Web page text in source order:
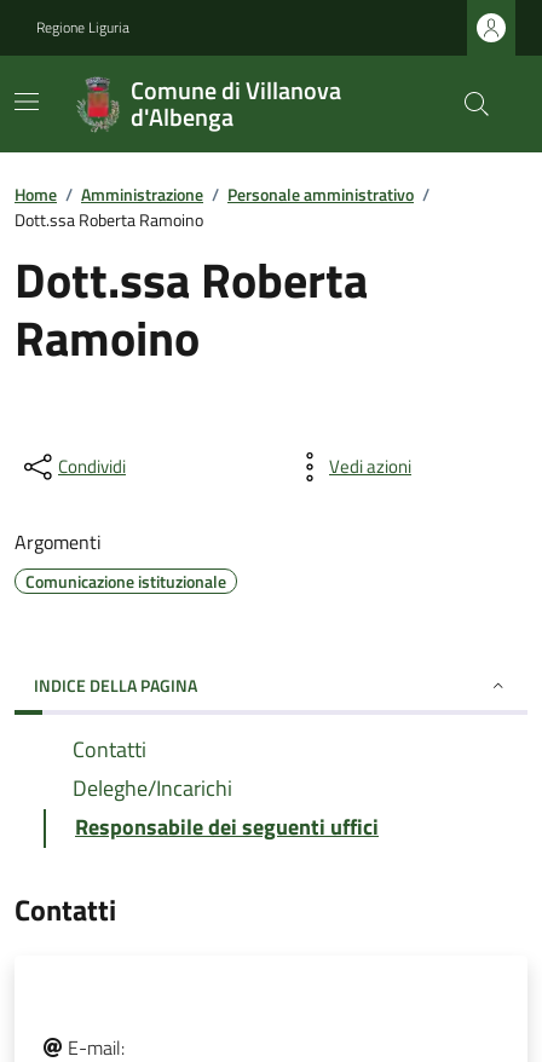
Regione Liguria
Comune di Villanova
d'Albenga
Home / Amministrazione / Personale amministrativo /
Dott.ssa Roberta Ramoino
Dott.ssa Roberta
Ramoino
Condividi Vedi azioni
Argomenti
Comunicazione istituzionale
INDICE DELLA PAGINA
Contatti
Deleghe/Incarichi
Responsabile dei seguenti uffici
Contatti
E-mail: